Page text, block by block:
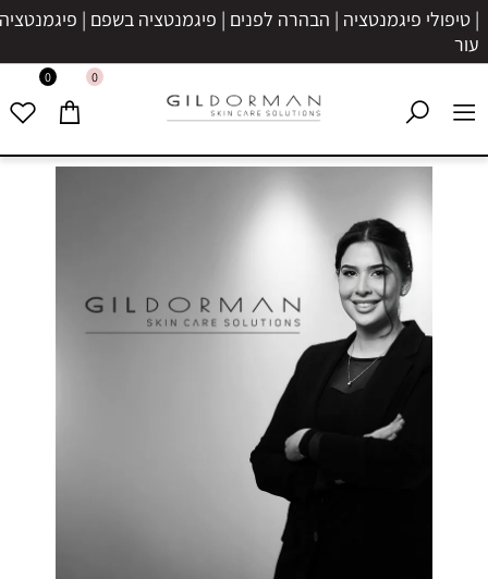
| טיפולי פיגמנטציה | הבהרה לפנים | פיגמנטציה בשפם |
עור
0 0